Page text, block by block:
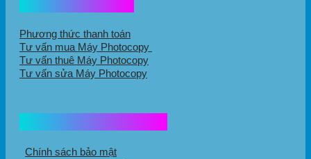
Phương thức thanh toán
Tư vấn mua Máy Photocopy
Tư vấn thuê Máy Photocopy
Tư vấn sửa Máy Photocopy
Chính sách bảo mật